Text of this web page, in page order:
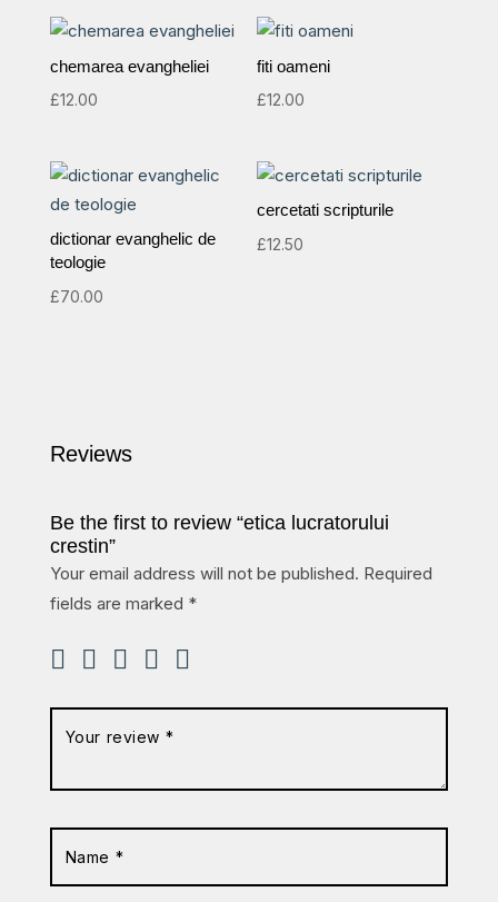
chemarea evangheliei
£12.00
fiti oameni
£12.00
dictionar evanghelic de
teologie
£70.00
cercetati scripturile
£12.50
Reviews
Be the first to review “etica lucratorului
crestin”
Your email address will not be published. Required
fields are marked *